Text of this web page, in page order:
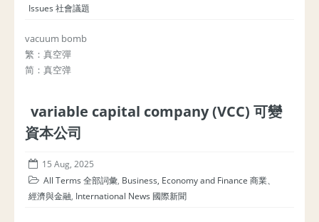
Issues 社會議題
vacuum bomb
繁：真空彈
简：真空弹
variable capital company (VCC) 可變
資本公司
15 Aug, 2025
All Terms 全部詞彙, Business, Economy and Finance 商業、
經濟與金融, International News 國際新聞